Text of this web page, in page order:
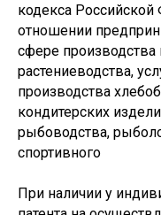
кодекса
отношении
сфере
растениеводства,
производства
кондитерских
рыбоводства,
спортивного
При наличии у